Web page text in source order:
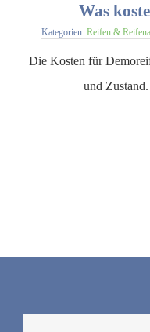
Was
Kategorien: Reifen &
Die Kosten für
und